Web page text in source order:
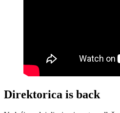
Direktorica is back